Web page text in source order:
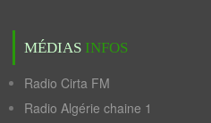
MÉDIAS INFOS
Radio Cirta FM
Radio Algérie chaine 1